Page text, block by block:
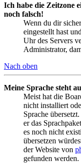
Ich habe die Zeitzone
noch falsch!
Wenn du dir
eingestellt hast
Uhr des Servers
Administrator,
Nach oben
Meine Sprache steht
Meist hat die
nicht installiert
Sprache
er das
es noch nicht
übersetzen
der Website von
gefunden werden.